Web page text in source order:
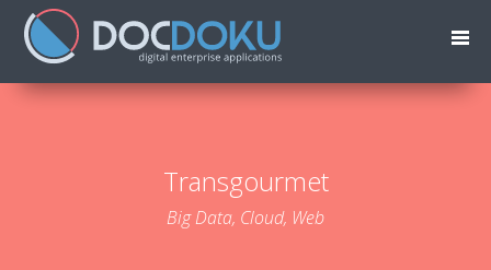
Transgourmet
Big Data, Cloud, Web